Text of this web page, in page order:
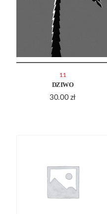
DZIWO
30.00 zł
11